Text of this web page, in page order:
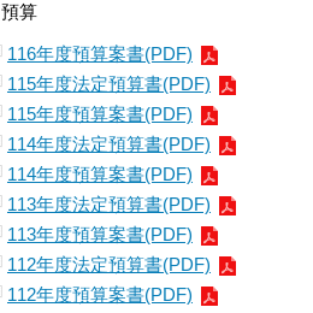
預算
116年度預算案書(PDF)
115年度法定預算書(PDF)
115年度預算案書(PDF)
114年度法定預算書(PDF)
114年度預算案書(PDF)
113年度法定預算書(PDF)
113年度預算案書(PDF)
112年度法定預算書(PDF)
112年度預算案書(PDF)